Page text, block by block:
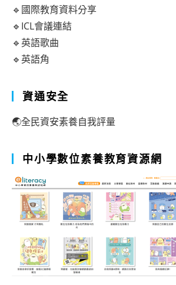
🔹國際教育資料分享
🔹ICL會議連結
🔹英語歌曲
🔹英語角
資通安全
🌏全民資安素養自我評量
中小學數位素養教育資源網